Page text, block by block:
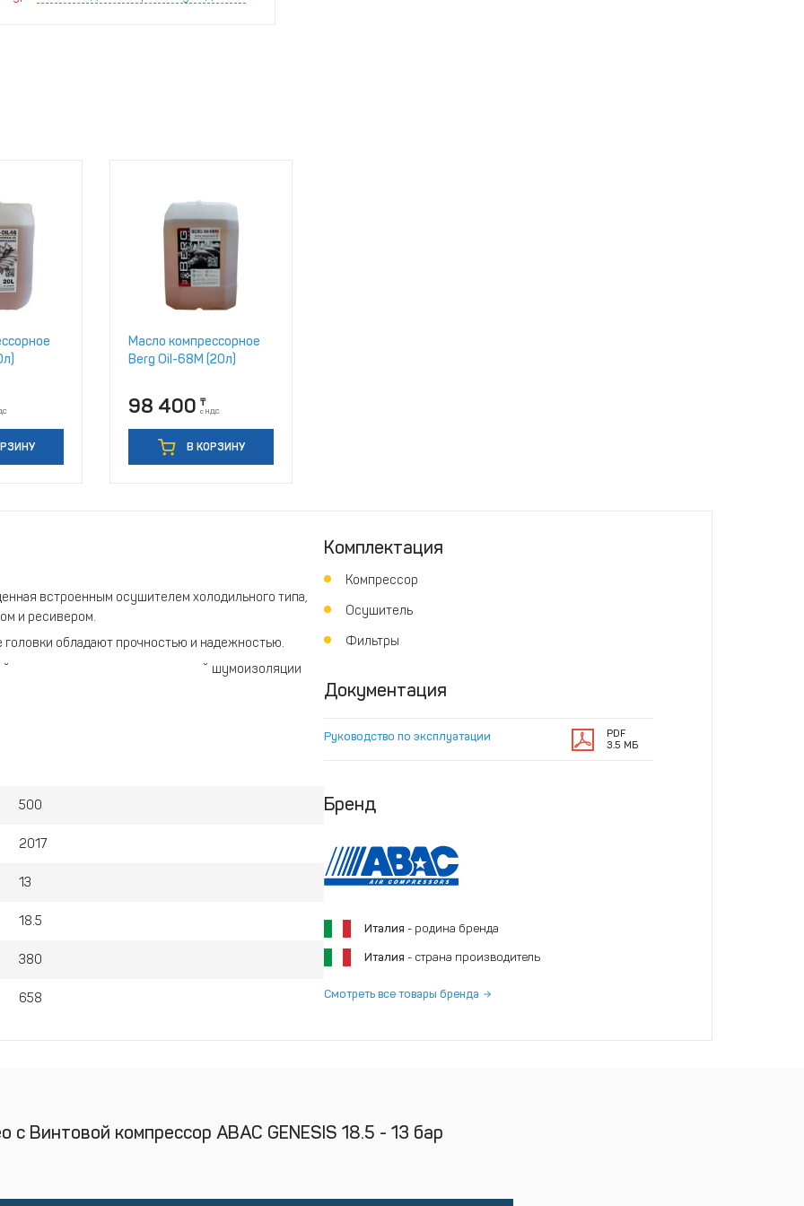
Масло компрессорное
Berg Oil-68M (20л)
98 400 ₸
с НДС
В КОРЗИНУ
встроенным осушителем холодильного типа,
и ресивером.
обладают прочностью и надежностью.
уровень шума за счет усиленной шумоизоляции
помещений. Обеспечивают отличное
полный контроль и функциональность за счет
500
2017
13
18.5
380
658
Комплектация
Компрессор
Осушитель
Фильтры
Документация
Руководство по эксплуатации
PDF
3.5 МБ
Бренд
Италия - родина бренда
Италия - страна производитель
Смотреть все товары бренда
с Винтовой компрессор ABAC GENESIS 18.5 - 13 бар